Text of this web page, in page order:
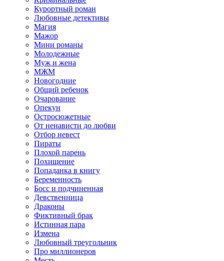
Курортный роман
Любовные детективы
Магия
Мажор
Мини романы
Молодежные
Муж и жена
МЖМ
Новогодние
Общий ребенок
Очарование
Опекун
Остросюжетные
От ненависти до любви
Отбор невест
Пираты
Плохой парень
Похищение
Попаданка в книгу
Беременность
Босс и подчиненная
Девственница
Драконы
Фиктивный брак
Истинная пара
Измена
Любовный треугольник
Про миллионеров